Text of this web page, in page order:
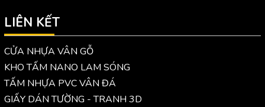
LIÊN KẾT
CỬA NHỰA VÂN GỖ
KHO TẤM NANO LAM SÓNG
TẤM NHỰA PVC VÂN ĐÁ
GIẤY DÁN TƯỜNG - TRANH 3D